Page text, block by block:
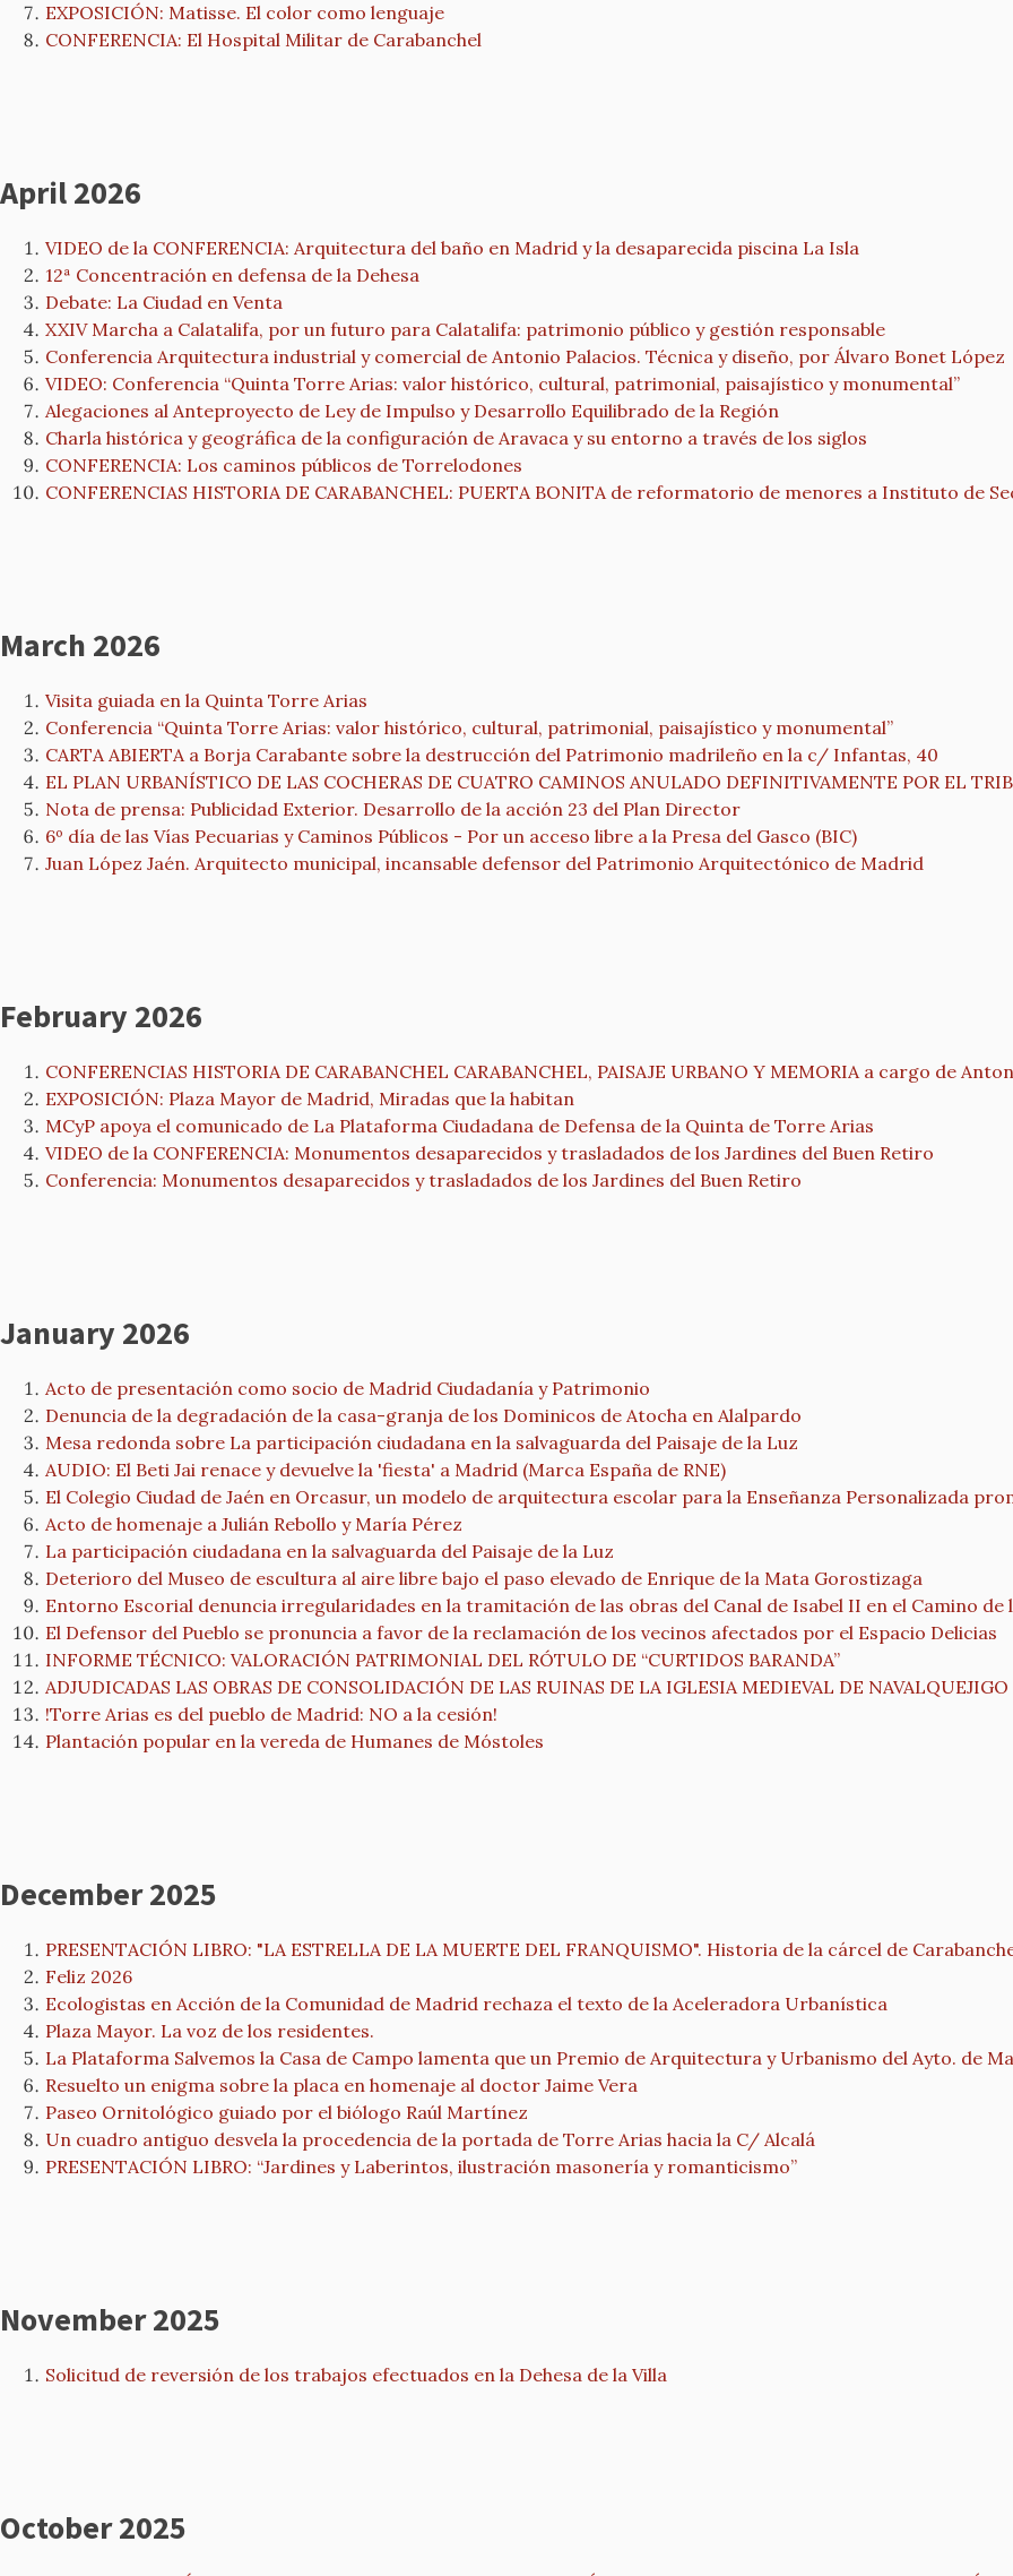
EXPOSICIÓN: Matisse. El color como lenguaje
CONFERENCIA: El Hospital Militar de Carabanchel
April 2026
VIDEO de la CONFERENCIA: Arquitectura del baño en Madrid y la desaparecida piscina La Isla
12ª Concentración en defensa de la Dehesa
Debate: La Ciudad en Venta
XXIV Marcha a Calatalifa, por un futuro para Calatalifa: patrimonio público y gestión responsable
Conferencia Arquitectura industrial y comercial de Antonio Palacios. Técnica y diseño, por Álvaro Bonet López
VIDEO: Conferencia “Quinta Torre Arias: valor histórico, cultural, patrimonial, paisajístico y monumental”
Alegaciones al Anteproyecto de Ley de Impulso y Desarrollo Equilibrado de la Región
Charla histórica y geográfica de la configuración de Aravaca y su entorno a través de los siglos
CONFERENCIA: Los caminos públicos de Torrelodones
CONFERENCIAS HISTORIA DE CARABANCHEL: PUERTA BONITA de reformatorio de menores a Instituto de
March 2026
Visita guiada en la Quinta Torre Arias
Conferencia “Quinta Torre Arias: valor histórico, cultural, patrimonial, paisajístico y monumental”
CARTA ABIERTA a Borja Carabante sobre la destrucción del Patrimonio madrileño en la c/ Infantas, 40
EL PLAN URBANÍSTICO DE LAS COCHERAS DE CUATRO CAMINOS ANULADO DEFINITIVAMENTE POR EL
Nota de prensa: Publicidad Exterior. Desarrollo de la acción 23 del Plan Director
6º día de las Vías Pecuarias y Caminos Públicos - Por un acceso libre a la Presa del Gasco (BIC)
Juan López Jaén. Arquitecto municipal, incansable defensor del Patrimonio Arquitectónico de Madrid
February 2026
CONFERENCIAS HISTORIA DE CARABANCHEL CARABANCHEL, PAISAJE URBANO Y MEMORIA a cargo de
EXPOSICIÓN: Plaza Mayor de Madrid, Miradas que la habitan
MCyP apoya el comunicado de La Plataforma Ciudadana de Defensa de la Quinta de Torre Arias
VIDEO de la CONFERENCIA: Monumentos desaparecidos y trasladados de los Jardines del Buen Retiro
Conferencia: Monumentos desaparecidos y trasladados de los Jardines del Buen Retiro
January 2026
Acto de presentación como socio de Madrid Ciudadanía y Patrimonio
Denuncia de la degradación de la casa-granja de los Dominicos de Atocha en Alalpardo
Mesa redonda sobre La participación ciudadana en la salvaguarda del Paisaje de la Luz
AUDIO: El Beti Jai renace y devuelve la 'fiesta' a Madrid (Marca España de RNE)
El Colegio Ciudad de Jaén en Orcasur, un modelo de arquitectura escolar para la Enseñanza Personalizada
Acto de homenaje a Julián Rebollo y María Pérez
La participación ciudadana en la salvaguarda del Paisaje de la Luz
Deterioro del Museo de escultura al aire libre bajo el paso elevado de Enrique de la Mata Gorostizaga
Entorno Escorial denuncia irregularidades en la tramitación de las obras del Canal de Isabel II en el Camino de
El Defensor del Pueblo se pronuncia a favor de la reclamación de los vecinos afectados por el Espacio Delicias
INFORME TÉCNICO: VALORACIÓN PATRIMONIAL DEL RÓTULO DE “CURTIDOS BARANDA”
ADJUDICADAS LAS OBRAS DE CONSOLIDACIÓN DE LAS RUINAS DE LA IGLESIA MEDIEVAL DE NAVALQUEJIGO
!Torre Arias es del pueblo de Madrid: NO a la cesión!
Plantación popular en la vereda de Humanes de Móstoles
December 2025
PRESENTACIÓN LIBRO: "LA ESTRELLA DE LA MUERTE DEL FRANQUISMO". Historia de la cárcel de
Feliz 2026
Ecologistas en Acción de la Comunidad de Madrid rechaza el texto de la Aceleradora Urbanística
Plaza Mayor. La voz de los residentes.
La Plataforma Salvemos la Casa de Campo lamenta que un Premio de Arquitectura y Urbanismo del Ayto. de
Resuelto un enigma sobre la placa en homenaje al doctor Jaime Vera
Paseo Ornitológico guiado por el biólogo Raúl Martínez
Un cuadro antiguo desvela la procedencia de la portada de Torre Arias hacia la C/ Alcalá
PRESENTACIÓN LIBRO: “Jardines y Laberintos, ilustración masonería y romanticismo”
November 2025
Solicitud de reversión de los trabajos efectuados en la Dehesa de la Villa
October 2025